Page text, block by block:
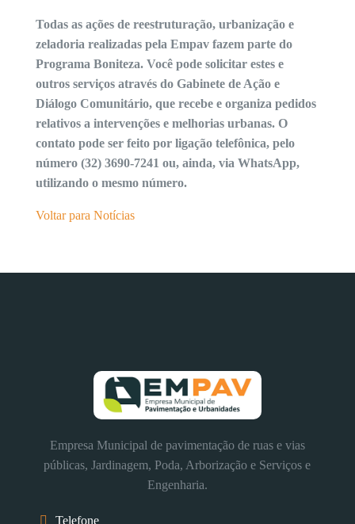
Todas as ações de reestruturação, urbanização e
zeladoria realizadas pela Empav fazem parte do
Programa Boniteza. Você pode solicitar estes e
outros serviços através do Gabinete de Ação e
Diálogo Comunitário, que recebe e organiza pedidos
relativos a intervenções e melhorias urbanas. O
contato pode ser feito por ligação telefônica, pelo
número (32) 3690-7241 ou, ainda, via WhatsApp,
utilizando o mesmo número.
Voltar para Notícias
Empresa Municipal de pavimentação de ruas e vias
públicas, Jardinagem, Poda, Arborização e Serviços e
Engenharia.
Telefone